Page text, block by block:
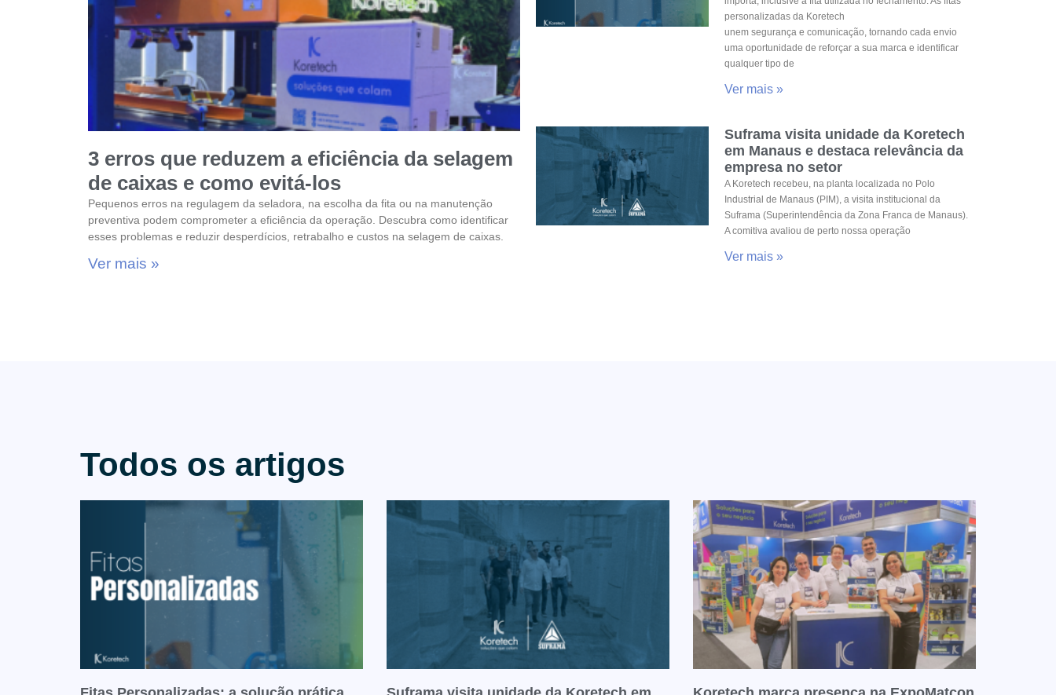
3 erros que reduzem a eficiência da selagem
de caixas e como evitá-los
Pequenos erros na regulagem da seladora, na escolha da fita ou na manutenção
preventiva podem comprometer a eficiência da operação. Descubra como identificar
esses problemas e reduzir desperdícios, retrabalho e custos na selagem de caixas.
Ver mais »
personalizadas da Koretech
unem segurança e comunicação, tornando cada envio
uma oportunidade de reforçar a sua marca e identificar
qualquer tipo de
Ver mais »
Suframa visita unidade da Koretech
em Manaus e destaca relevância da
empresa no setor
A Koretech recebeu, na planta localizada no Polo
Industrial de Manaus (PIM), a visita institucional da
Suframa (Superintendência da Zona Franca de Manaus).
A comitiva avaliou de perto nossa operação
Ver mais »
Todos os artigos